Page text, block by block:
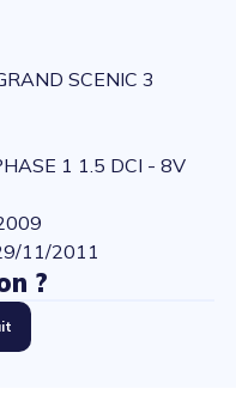
SCENIC 3
1 1.5 DCI - 8V
11/2011
?